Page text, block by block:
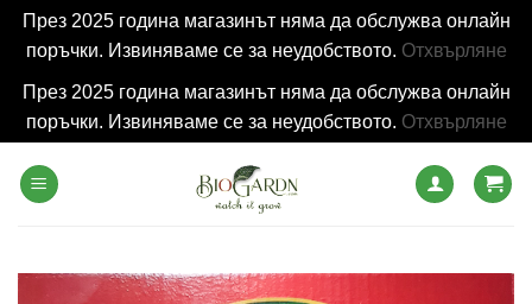
През 2025 година магазинът няма да обслужва онлайн
поръчки. Извиняваме се за неудобството. Отхвърляне
През 2025 година магазинът няма да обслужва онлайн
поръчки. Извиняваме се за неудобството. Отхвърляне